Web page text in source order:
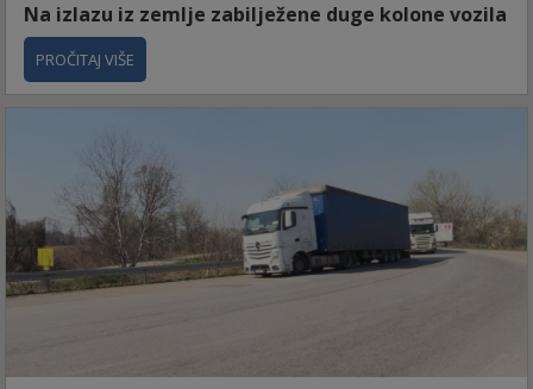
Na izlazu iz zemlje zabilježene duge kolone vozila
PROČITAJ VIŠE